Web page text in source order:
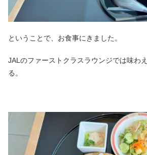
ということで、お食事にきました。
JALのファーストクラスラウンジでは味わ
る。